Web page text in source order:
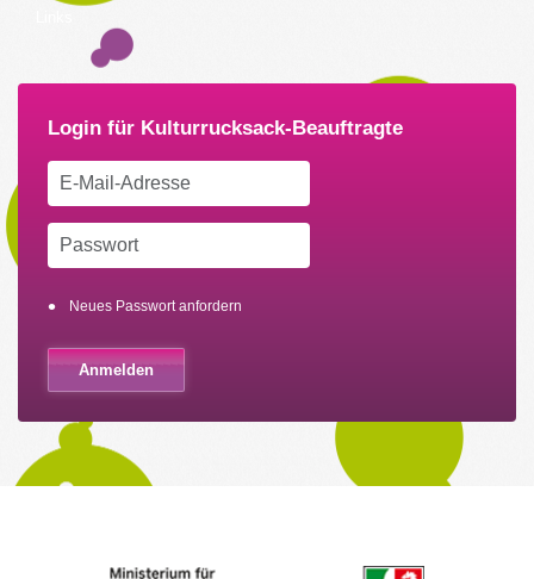
Neues Passwort anfordern